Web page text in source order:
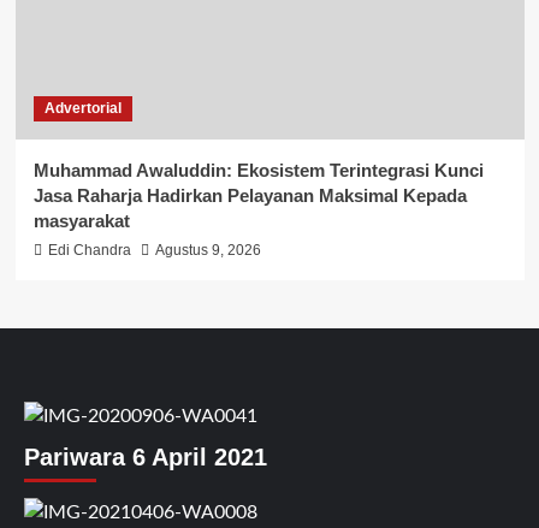
Advertorial
Muhammad Awaluddin: Ekosistem Terintegrasi Kunci
Jasa Raharja Hadirkan Pelayanan Maksimal Kepada
masyarakat
Edi Chandra Agustus 9, 2026
Pariwara 6 April 2021